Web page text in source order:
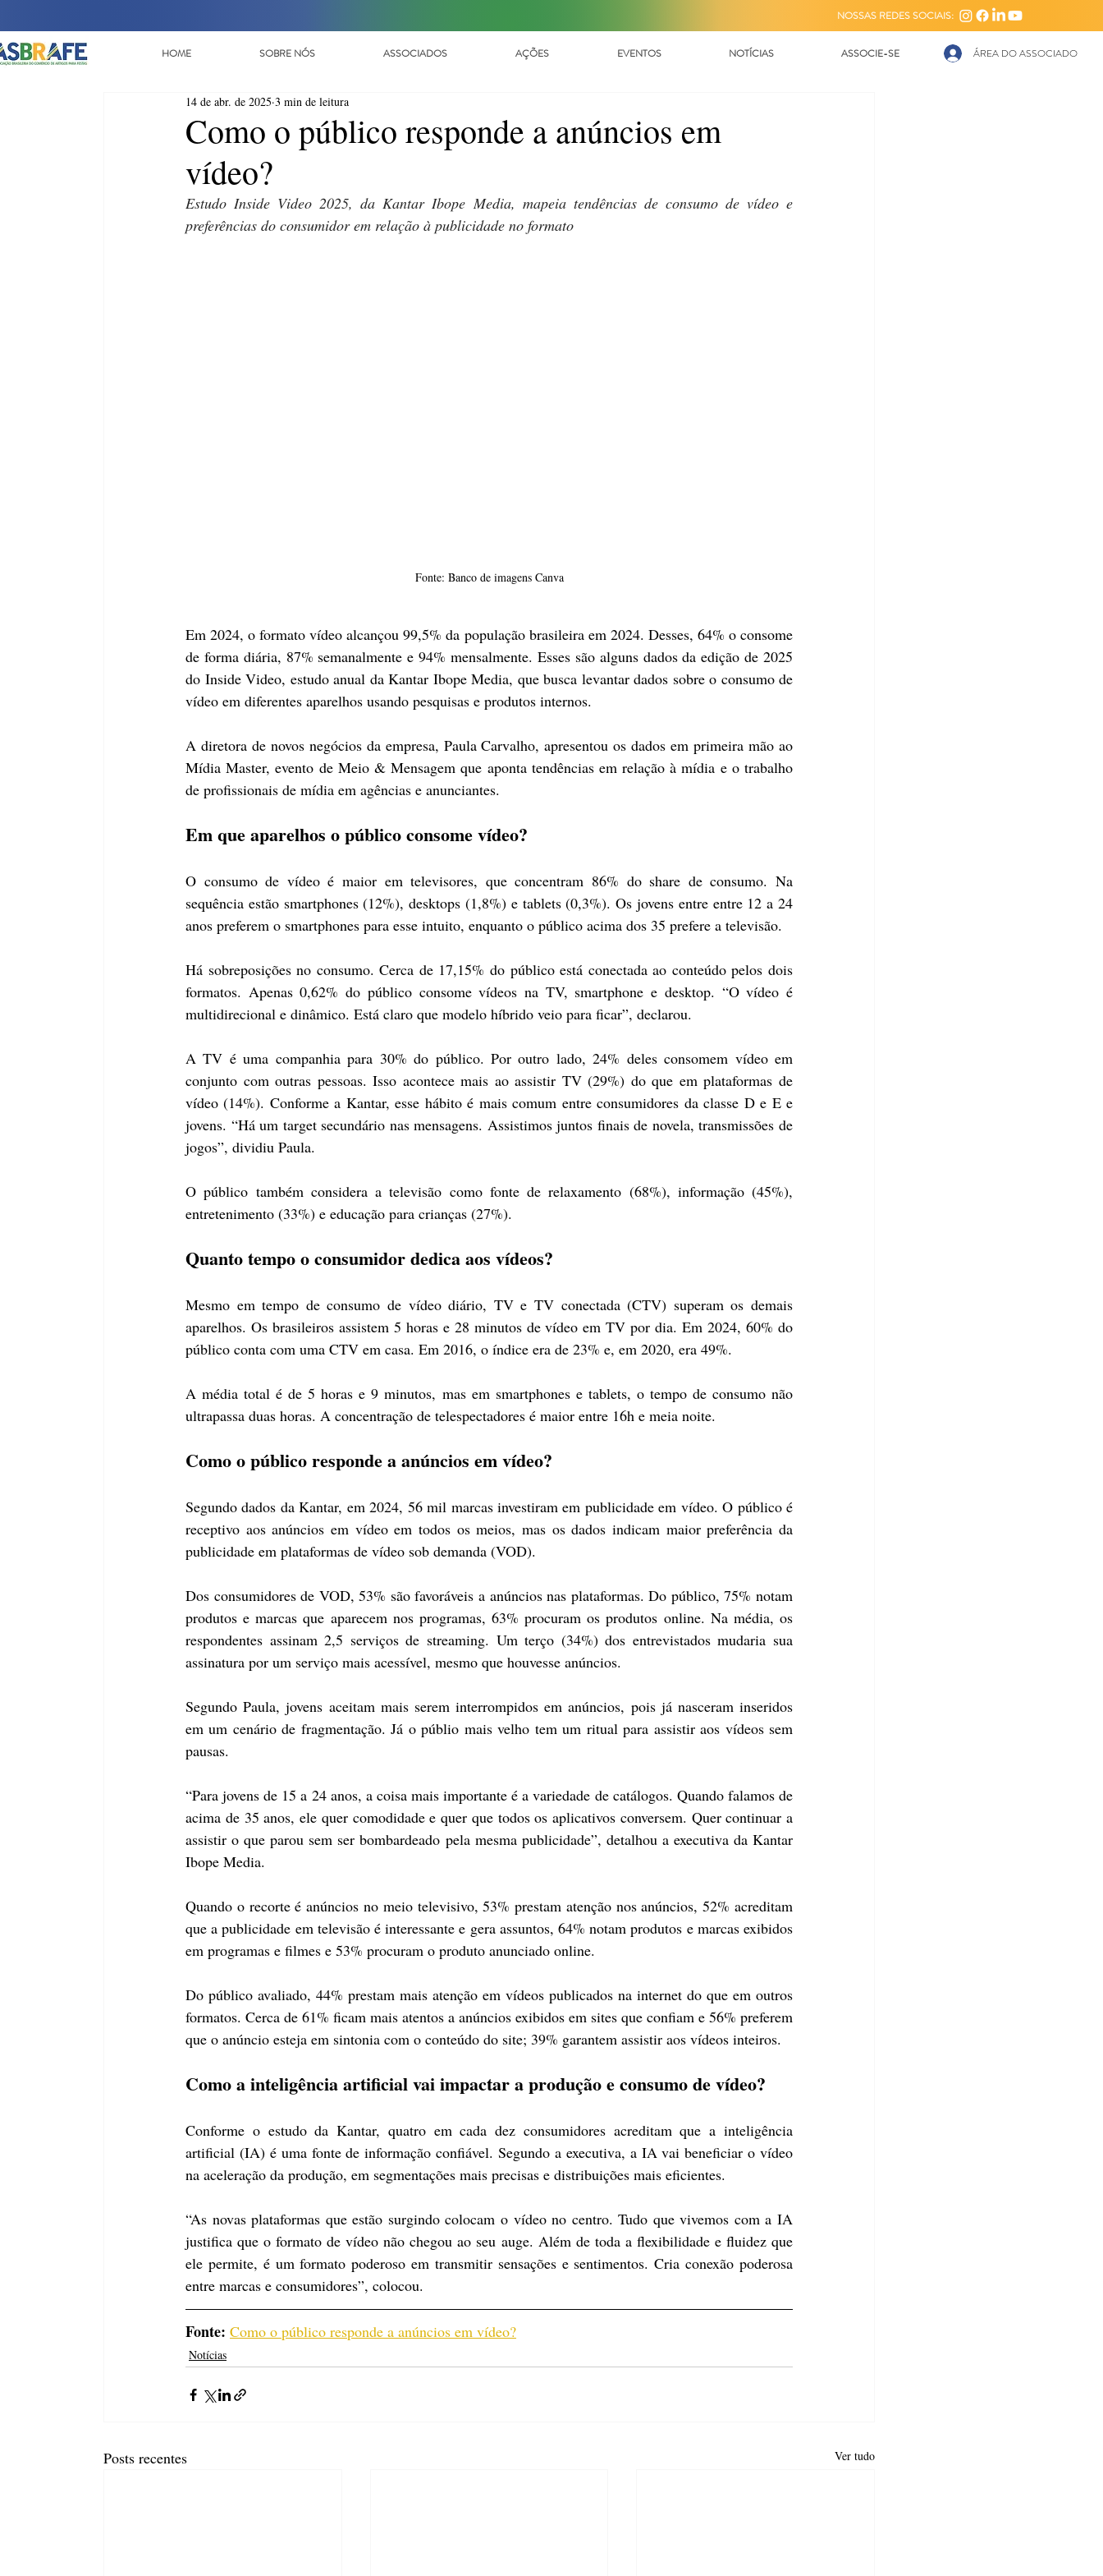
NOSSAS REDES SOCIAIS:
HOME SOBRE NÓS ASSOCIADOS AÇÕES EVENTOS NOTÍCIAS ASSOCIE-SE ÁREA DO ASSOCIADO
Como o público responde a anúncios em
vídeo?
14 de abr. de 2025 3 min de leitura
Estudo Inside Video 2025, da Kantar Ibope Media, mapeia tendências de consumo de vídeo e
preferências do consumidor em relação à publicidade no formato
Fonte: Banco de imagens Canva
Em 2024, o formato vídeo alcançou 99,5% da população brasileira em 2024. Desses, 64% o consome
de forma diária, 87% semanalmente e 94% mensalmente. Esses são alguns dados da edição de 2025
do Inside Video, estudo anual da Kantar Ibope Media, que busca levantar dados sobre o consumo de
vídeo em diferentes aparelhos usando pesquisas e produtos internos.
A diretora de novos negócios da empresa, Paula Carvalho, apresentou os dados em primeira mão ao
Mídia Master, evento de Meio & Mensagem que aponta tendências em relação à mídia e o trabalho
de profissionais de mídia em agências e anunciantes.
Em que aparelhos o público consome vídeo?
O consumo de vídeo é maior em televisores, que concentram 86% do share de consumo. Na
sequência estão smartphones (12%), desktops (1,8%) e tablets (0,3%). Os jovens entre entre 12 a 24
anos preferem o smartphones para esse intuito, enquanto o público acima dos 35 prefere a televisão.
Há sobreposições no consumo. Cerca de 17,15% do público está conectada ao conteúdo pelos dois
formatos. Apenas 0,62% do público consome vídeos na TV, smartphone e desktop. “O vídeo é
multidirecional e dinâmico. Está claro que modelo híbrido veio para ficar”, declarou.
A TV é uma companhia para 30% do público. Por outro lado, 24% deles consomem vídeo em
conjunto com outras pessoas. Isso acontece mais ao assistir TV (29%) do que em plataformas de
vídeo (14%). Conforme a Kantar, esse hábito é mais comum entre consumidores da classe D e E e
jovens. “Há um target secundário nas mensagens. Assistimos juntos finais de novela, transmissões de
jogos”, dividiu Paula.
O público também considera a televisão como fonte de relaxamento (68%), informação (45%),
entretenimento (33%) e educação para crianças (27%).
Quanto tempo o consumidor dedica aos vídeos?
Mesmo em tempo de consumo de vídeo diário, TV e TV conectada (CTV) superam os demais
aparelhos. Os brasileiros assistem 5 horas e 28 minutos de vídeo em TV por dia. Em 2024, 60% do
público conta com uma CTV em casa. Em 2016, o índice era de 23% e, em 2020, era 49%.
A média total é de 5 horas e 9 minutos, mas em smartphones e tablets, o tempo de consumo não
ultrapassa duas horas. A concentração de telespectadores é maior entre 16h e meia noite.
Como o público responde a anúncios em vídeo?
Segundo dados da Kantar, em 2024, 56 mil marcas investiram em publicidade em vídeo. O público é
receptivo aos anúncios em vídeo em todos os meios, mas os dados indicam maior preferência da
publicidade em plataformas de vídeo sob demanda (VOD).
Dos consumidores de VOD, 53% são favoráveis a anúncios nas plataformas. Do público, 75% notam
produtos e marcas que aparecem nos programas, 63% procuram os produtos online. Na média, os
respondentes assinam 2,5 serviços de streaming. Um terço (34%) dos entrevistados mudaria sua
assinatura por um serviço mais acessível, mesmo que houvesse anúncios.
Segundo Paula, jovens aceitam mais serem interrompidos em anúncios, pois já nasceram inseridos
em um cenário de fragmentação. Já o públio mais velho tem um ritual para assistir aos vídeos sem
pausas.
“Para jovens de 15 a 24 anos, a coisa mais importante é a variedade de catálogos. Quando falamos de
acima de 35 anos, ele quer comodidade e quer que todos os aplicativos conversem. Quer continuar a
assistir o que parou sem ser bombardeado pela mesma publicidade”, detalhou a executiva da Kantar
Ibope Media.
Quando o recorte é anúncios no meio televisivo, 53% prestam atenção nos anúncios, 52% acreditam
que a publicidade em televisão é interessante e gera assuntos, 64% notam produtos e marcas exibidos
em programas e filmes e 53% procuram o produto anunciado online.
Do público avaliado, 44% prestam mais atenção em vídeos publicados na internet do que em outros
formatos. Cerca de 61% ficam mais atentos a anúncios exibidos em sites que confiam e 56% preferem
que o anúncio esteja em sintonia com o conteúdo do site; 39% garantem assistir aos vídeos inteiros.
Como a inteligência artificial vai impactar a produção e consumo de vídeo?
Conforme o estudo da Kantar, quatro em cada dez consumidores acreditam que a inteligência
artificial (IA) é uma fonte de informação confiável. Segundo a executiva, a IA vai beneficiar o vídeo
na aceleração da produção, em segmentações mais precisas e distribuições mais eficientes.
“As novas plataformas que estão surgindo colocam o vídeo no centro. Tudo que vivemos com a IA
justifica que o formato de vídeo não chegou ao seu auge. Além de toda a flexibilidade e fluidez que
ele permite, é um formato poderoso em transmitir sensações e sentimentos. Cria conexão poderosa
entre marcas e consumidores”, colocou.
Fonte: Como o público responde a anúncios em vídeo?
Notícias
Posts recentes Ver tudo